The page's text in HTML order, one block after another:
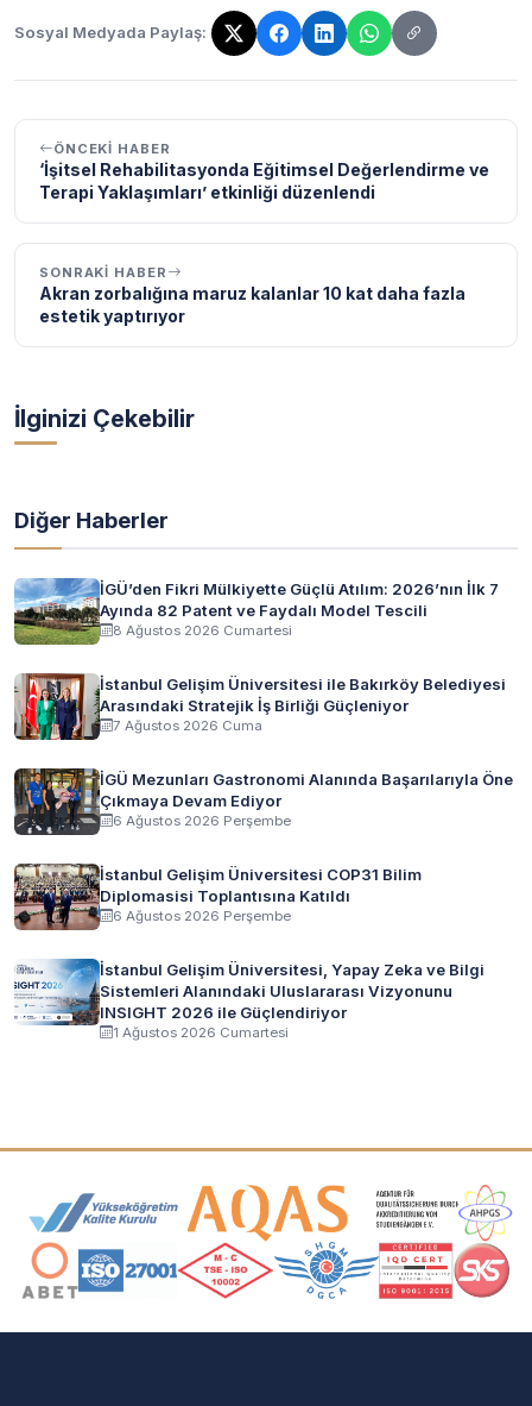
Sosyal Medyada Paylaş:
Bağlantı kopyalandı!
ÖNCEKI HABER
‘İşitsel Rehabilitasyonda Eğitimsel Değerlendirme ve
Terapi Yaklaşımları’ etkinliği düzenlendi
SONRAKI HABER
Akran zorbalığına maruz kalanlar 10 kat daha fazla
estetik yaptırıyor
İlginizi Çekebilir
Diğer Haberler
İGÜ’den Fikri Mülkiyette Güçlü Atılım: 2026’nın İlk 7
Ayında 82 Patent ve Faydalı Model Tescili
8 Ağustos 2026 Cumartesi
İstanbul Gelişim Üniversitesi ile Bakırköy Belediyesi
Arasındaki Stratejik İş Birliği Güçleniyor
7 Ağustos 2026 Cuma
İGÜ Mezunları Gastronomi Alanında Başarılarıyla Öne
Çıkmaya Devam Ediyor
6 Ağustos 2026 Perşembe
İstanbul Gelişim Üniversitesi COP31 Bilim
Diplomasisi Toplantısına Katıldı
6 Ağustos 2026 Perşembe
İstanbul Gelişim Üniversitesi, Yapay Zeka ve Bilgi
Sistemleri Alanındaki Uluslararası Vizyonunu
INSIGHT 2026 ile Güçlendiriyor
1 Ağustos 2026 Cumartesi
Akreditasyon ve Üyelik Logoları